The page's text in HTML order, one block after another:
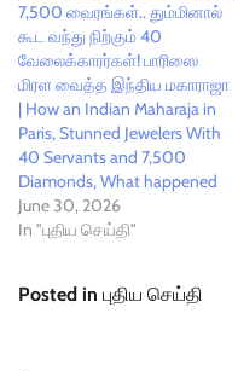
7,500 வைரங்கள்.. தும்மினால்
கூட வந்து நிற்கும் 40
வேலைக்காரர்கள்! பாரிஸை
மிரள வைத்த இந்திய மகாராஜா
| How an Indian Maharaja in
Paris, Stunned Jewelers With
40 Servants and 7,500
Diamonds, What happened
June 30, 2026
In "புதிய செய்தி"
Posted in புதிய செய்தி